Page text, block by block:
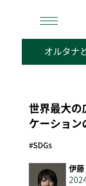
検
オルタナ
世界最大の
ケーション
#SDGs
伊藤